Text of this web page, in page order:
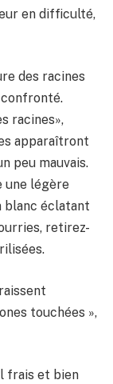
en difficulté,
des racines
racines»,
apparaîtront
peu mauvais.
une légère
blanc éclatant
retirez-
touchées »,
frais et bien